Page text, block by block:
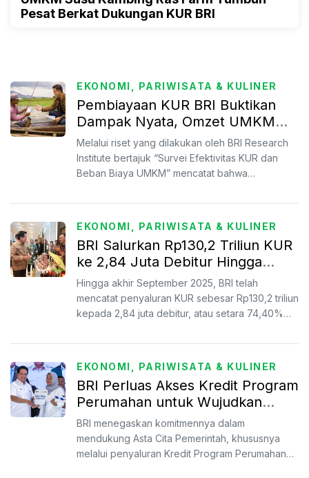
Pesat Berkat Dukungan KUR BRI
EKONOMI, PARIWISATA & KULINER
Pembiayaan KUR BRI Buktikan
Dampak Nyata, Omzet UMKM
Naik Pesat
Melalui riset yang dilakukan oleh BRI Research
Institute bertajuk “Survei Efektivitas KUR dan
Beban Biaya UMKM” mencatat bahwa
EKONOMI, PARIWISATA & KULINER
BRI Salurkan Rp130,2 Triliun KUR
ke 2,84 Juta Debitur Hingga
September 2025
Hingga akhir September 2025, BRI telah
mencatat penyaluran KUR sebesar Rp130,2 triliun
kepada 2,84 juta debitur, atau setara 74,40%
EKONOMI, PARIWISATA & KULINER
BRI Perluas Akses Kredit Program
Perumahan untuk Wujudkan
Program 3 Juta Rumah
BRI menegaskan komitmennya dalam
mendukung Asta Cita Pemerintah, khususnya
melalui penyaluran Kredit Program Perumahan